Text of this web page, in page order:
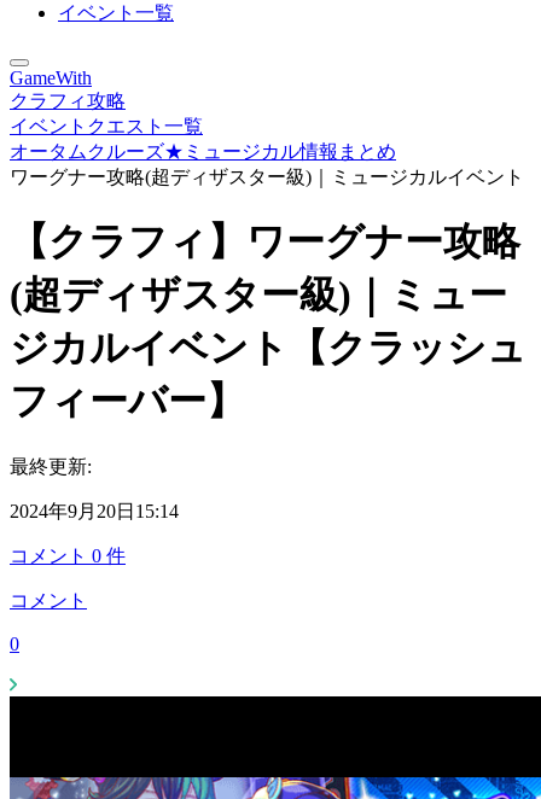
イベント一覧
GameWith
クラフィ攻略
イベントクエスト一覧
オータムクルーズ★ミュージカル情報まとめ
ワーグナー攻略(超ディザスター級)｜ミュージカルイベント
【クラフィ】ワーグナー攻略
(超ディザスター級)｜ミュー
ジカルイベント【クラッシュ
フィーバー】
最終更新:
2024年9月20日15:14
コメント 0 件
コメント
0